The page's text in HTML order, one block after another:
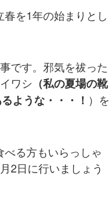
を1年の始まりとし
です。邪気を祓った
ワシ （私の夏場の靴
ような・・・！ ）を
べる方もいらっしゃ
2日に行いましょう